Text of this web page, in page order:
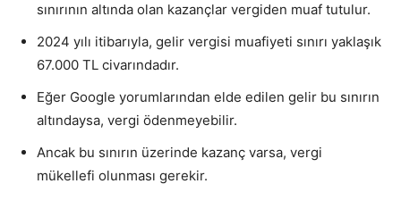
sınırının altında olan kazançlar vergiden muaf tutulur.
2024 yılı itibarıyla, gelir vergisi muafiyeti sınırı yaklaşık
67.000 TL civarındadır.
Eğer Google yorumlarından elde edilen gelir bu sınırın
altındaysa, vergi ödenmeyebilir.
Ancak bu sınırın üzerinde kazanç varsa, vergi
mükellefi olunması gerekir.